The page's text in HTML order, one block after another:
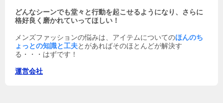
どんなシーンでも堂々と行動を起こせるようになり、さらに
格好良く磨かれていってほしい！
メンズファッションの悩みは、アイテムについてのほんのち
ょっとの知識と工夫とがあればそのほとんどが解決す
る・・・はずです！
運営会社